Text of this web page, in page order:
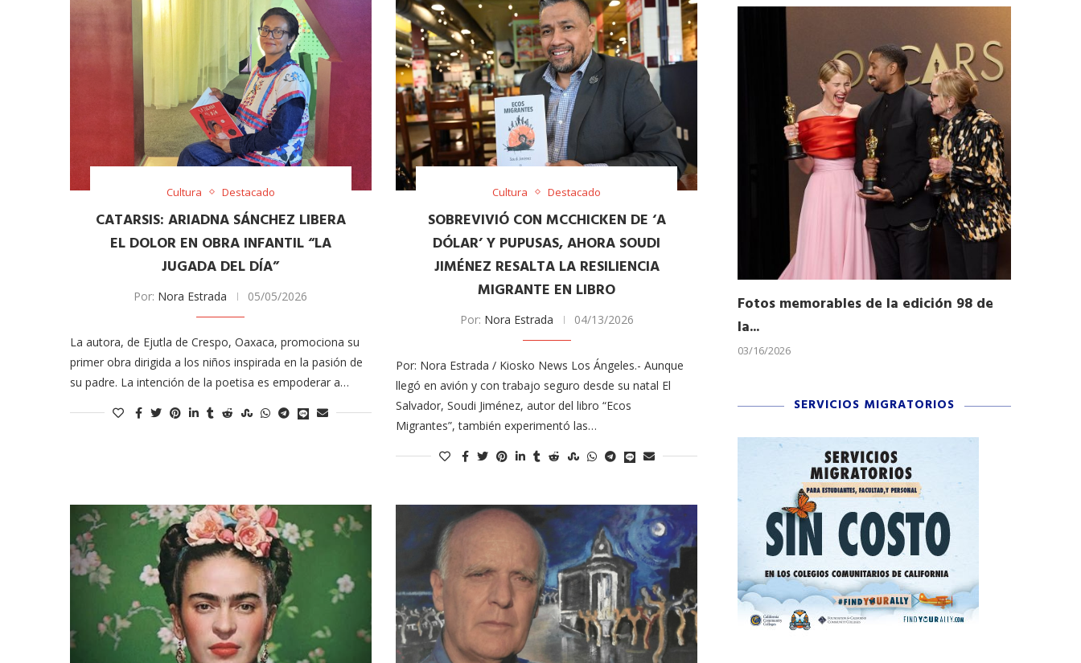
Cultura Destacado
CATARSIS: ARIADNA SÁNCHEZ LIBERA
EL DOLOR EN OBRA INFANTIL “LA
JUGADA DEL DÍA”
Por: Nora Estrada 05/05/2026
La autora, de Ejutla de Crespo, Oaxaca, promociona su
primer obra dirigida a los niños inspirada en la pasión de
su padre. La intención de la poetisa es empoderar a…
Cultura Destacado
SOBREVIVIÓ CON MCCHICKEN DE ‘A
DÓLAR’ Y PUPUSAS, AHORA SOUDI
JIMÉNEZ RESALTA LA RESILIENCIA
MIGRANTE EN LIBRO
Por: Nora Estrada 04/13/2026
Por: Nora Estrada / Kiosko News Los Ángeles.- Aunque
llegó en avión y con trabajo seguro desde su natal El
Salvador, Soudi Jiménez, autor del libro “Ecos
Migrantes”, también experimentó las…
imágenes de ‘Velvet
Fabiola Guajardo e Iván Arana recorren
02/09/2025
11/20/2024
Fotos memorables de la edición 98 de
la...
03/16/2026
SERVICIOS MIGRATORIOS